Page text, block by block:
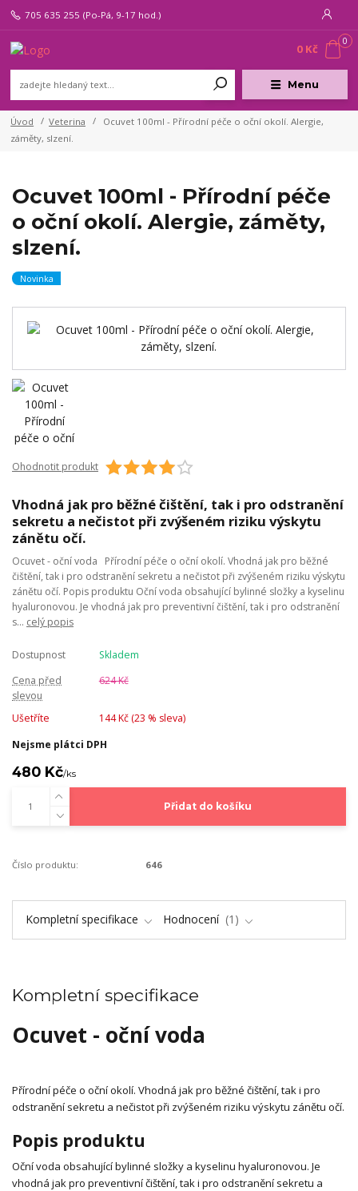
Menu
705 635 255 (Po-Pá, 9-17 hod.)
0
0 Kč
Úvod Veterina
Ocuvet 100ml - Přírodní péče o oční okolí. Alergie,
záměty, slzení.
Ocuvet 100ml - Přírodní péče
o oční okolí. Alergie, záměty,
slzení.
Novinka
Ohodnotit produkt
Vhodná jak pro běžné čištění, tak i pro odstranění
sekretu a nečistot při zvýšeném riziku výskytu
zánětu očí.
Ocuvet - oční voda Přírodní péče o oční okolí. Vhodná jak pro běžné
čištění, tak i pro odstranění sekretu a nečistot při zvýšeném riziku výskytu
zánětu očí. Popis produktu Oční voda obsahující bylinné složky a kyselinu
hyaluronovou. Je vhodná jak pro preventivní čištění, tak i pro odstranění
s... celý popis
Dostupnost
Skladem
Cena před
slevou
624 Kč
Ušetříte 144 Kč (23 % sleva)
Nejsme plátci DPH
480 Kč/ks
Přidat do košíku
Číslo produktu: 646
Kompletní specifikace Hodnocení 1
Kompletní specifikace
Ocuvet - oční voda
Přírodní péče o oční okolí. Vhodná jak pro běžné čištění, tak i pro
odstranění sekretu a nečistot při zvýšeném riziku výskytu zánětu očí.
Popis produktu
Oční voda obsahující bylinné složky a kyselinu hyaluronovou. Je
vhodná jak pro preventivní čištění, tak i pro odstranění sekretu a